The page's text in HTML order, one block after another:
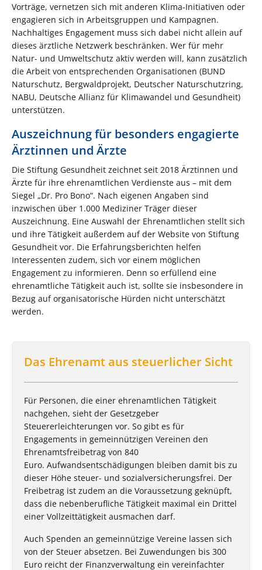
Vorträge, vernetzen sich mit anderen Klima-Initiativen oder
engagieren sich in Arbeitsgruppen und Kampagnen.
Nachhaltiges Engagement muss sich dabei nicht allein auf
dieses ärztliche Netzwerk beschränken. Wer für mehr
Natur- und Umweltschutz aktiv werden will, kann zusätzlich
die Arbeit von entsprechenden Organisationen (BUND
Naturschutz, Bergwaldprojekt, Deutscher Naturschutzring,
NABU, Deutsche Allianz für Klimawandel und Gesundheit)
unterstützen.
Auszeichnung für besonders engagierte
Ärztinnen und Ärzte
Die Stiftung Gesundheit zeichnet seit 2018 Ärztinnen und
Ärzte für ihre ehrenamtlichen Verdienste aus – mit dem
Siegel „Dr. Pro Bono“. Nach eigenen Angaben sind
inzwischen über 1.000 Mediziner Träger dieser
Auszeichnung. Eine Auswahl der Ehrenamtlichen stellt sich
und ihre Tätigkeit außerdem auf der Website von Stiftung
Gesundheit vor. Die Erfahrungsberichten helfen
Interessenten zudem, sich vor einem möglichen
Engagement zu informieren. Denn so erfüllend eine
ehrenamtliche Tätigkeit auch ist, sollte sie insbesondere in
Bezug auf organisatorische Hürden nicht unterschätzt
werden.
Das Ehrenamt aus steuerlicher Sicht
Für Personen, die einer ehrenamtlichen Tätigkeit
nachgehen, sieht der Gesetzgeber
Steuererleichterungen vor. So gibt es für
Engagements in gemeinnützigen Vereinen den
Ehrenamtsfreibetrag von 840
Euro. Aufwandsentschädigungen bleiben damit bis zu
dieser Höhe steuer- und sozialversicherungsfrei. Der
Freibetrag ist zudem an die Voraussetzung geknüpft,
dass die nebenberufliche Tätigkeit maximal ein Drittel
einer Vollzeittätigkeit ausmachen darf.
Auch Spenden an gemeinnützige Vereine lassen sich
von der Steuer absetzen. Bei Zuwendungen bis 300
Euro reicht der Finanzverwaltung ein vereinfachter